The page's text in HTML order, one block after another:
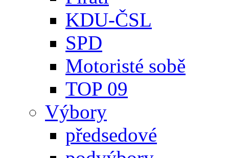
KDU-ČSL
SPD
Motoristé sobě
TOP 09
Výbory
předsedové